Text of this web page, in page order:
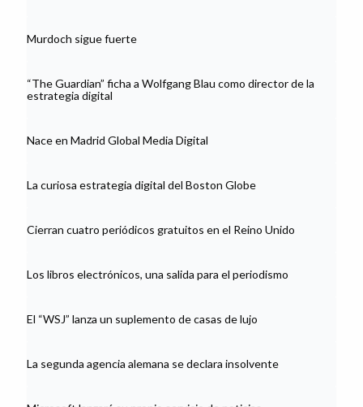
Murdoch sigue fuerte
“The Guardian” ficha a Wolfgang Blau como director de la
estrategia digital
Nace en Madrid Global Media Digital
La curiosa estrategia digital del Boston Globe
Cierran cuatro periódicos gratuitos en el Reino Unido
Los libros electrónicos, una salida para el periodismo
El “WSJ” lanza un suplemento de casas de lujo
La segunda agencia alemana se declara insolvente